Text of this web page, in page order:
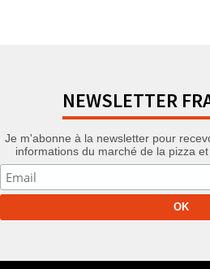
NEWSLETTER
Je m'abonne à la newsletter pour
informations du marché de la pizza